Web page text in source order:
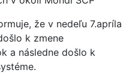
že v nedeľu 7.apríla
k zmene
a následne došlo k